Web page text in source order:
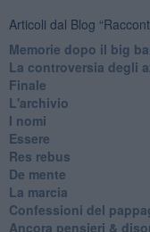
Articoli dal Blog
Memorie dopo il big
La controversia degli
Finale
L'archivio
I nomi
Essere
Res rebus
De mente
La marcia
Confessioni del
Ancora pensieri &